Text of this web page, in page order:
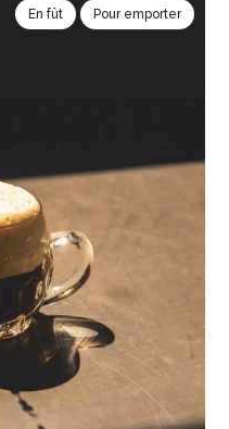
En fût Pour emporter